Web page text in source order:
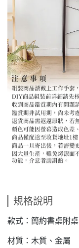
規格說明
款式：簡約書桌附
材質：木質、金屬